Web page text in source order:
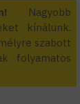
Nagyobb
kínálunk.
szabott
folyamatos